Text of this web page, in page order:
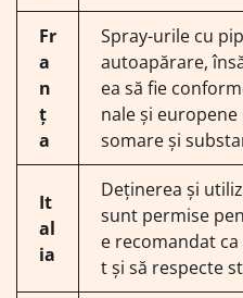
Fr
a
n
ț
a
Spray-urile cu
autoapărare,
ea să fie
nale și
somare și
It
al
ia
Deținerea și
sunt permise
e recomandat
t și să respecte